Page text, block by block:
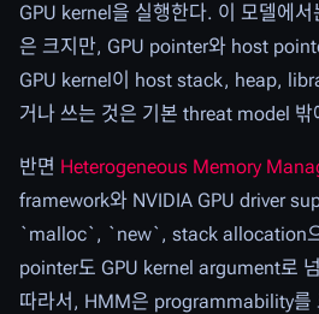
GPU kernel을 실행한다. 이 모델에
은 크지만, GPU pointer와 host
GPU kernel이 host stack, heap,
거나 쓰는 것은 기본 threat model 밖
반면 Heterogeneous Memory
framework와 NVIDIA GPU driver
`malloc`, `new`, stack allocation
pointer도 GPU kernel argument로
따라서, HMM은 programmability를